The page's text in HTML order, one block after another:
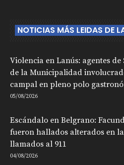
NOTICIAS MÁS LEIDAS DE
Violencia en Lanús: agentes
de la Municipalidad
campal en pleno polo
05/08/2026
Escándalo en Belgrano:
fueron hallados alterados en
llamados al 911
04/08/2026